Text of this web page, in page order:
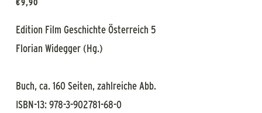
Edition Film Geschichte Österreich 5
Florian Widegger (Hg.)
Buch, ca. 160 Seiten, zahlreiche Abb.
ISBN-13: 978-3-902781-68-0